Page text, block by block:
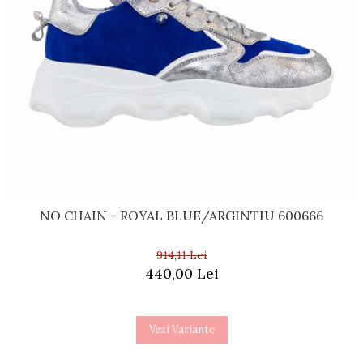
NO CHAIN - ROYAL BLUE/ARGINTIU 600666
914,11 Lei
440,00 Lei
Vezi Variante